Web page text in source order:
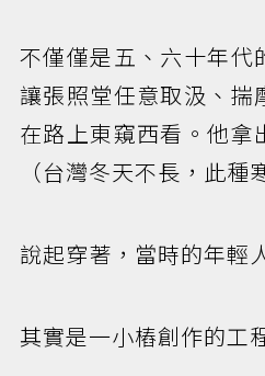
不僅僅是五、六十年代
讓張照堂任意取汲、揣
在路上東窺西看。他
（台灣冬天不長，此種
說起穿著，當時的年輕
其實是一小樁創作的工